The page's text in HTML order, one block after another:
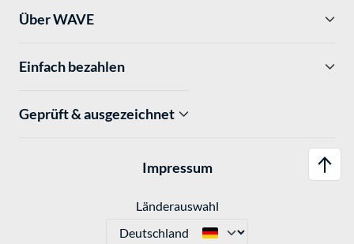
Über WAVE
Einfach bezahlen
Geprüft & ausgezeichnet
Impressum
Länderauswahl